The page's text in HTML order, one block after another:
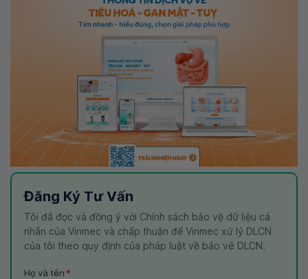
Đăng Ký Tư Vấn
Tôi đã đọc và đồng ý với Chính sách bảo vệ dữ liệu cá
nhân của Vinmec và chấp thuận để Vinmec xử lý DLCN
của tôi theo quy định của pháp luật về bảo vệ DLCN.
Họ và tên *